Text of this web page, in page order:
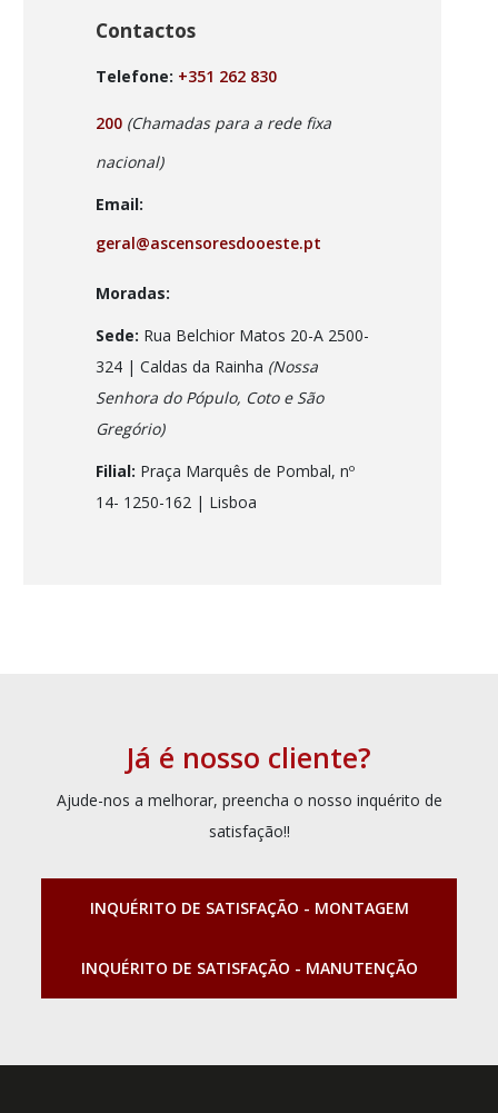
Contactos
Telefone: +351 262 830
200 (Chamadas para a rede fixa
nacional)
Email:
geral@ascensoresdooeste.pt
Moradas:
Sede: Rua Belchior Matos 20-A 2500-
324 | Caldas da Rainha (Nossa
Senhora do Pópulo, Coto e São
Gregório)
Filial: Praça Marquês de Pombal, nº
14- 1250-162 | Lisboa
Já é nosso cliente?
Ajude-nos a melhorar, preencha o nosso inquérito de
satisfação!!
INQUÉRITO DE SATISFAÇÃO - MONTAGEM
INQUÉRITO DE SATISFAÇÃO - MANUTENÇÃO